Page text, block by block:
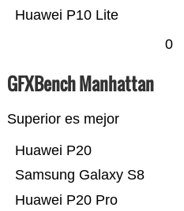
Huawei P10 Lite
0
GFXBench Manhattan
Superior es mejor
Huawei P20 Pro
Samsung Galaxy S8
Huawei P20